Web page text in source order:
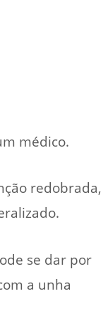
médico.
redobrada,
se dar por
a unha